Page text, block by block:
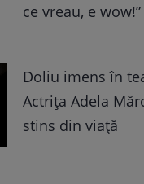
ce vreau, e wow!”
Doliu imens în
Actrița Adela
stins din viață